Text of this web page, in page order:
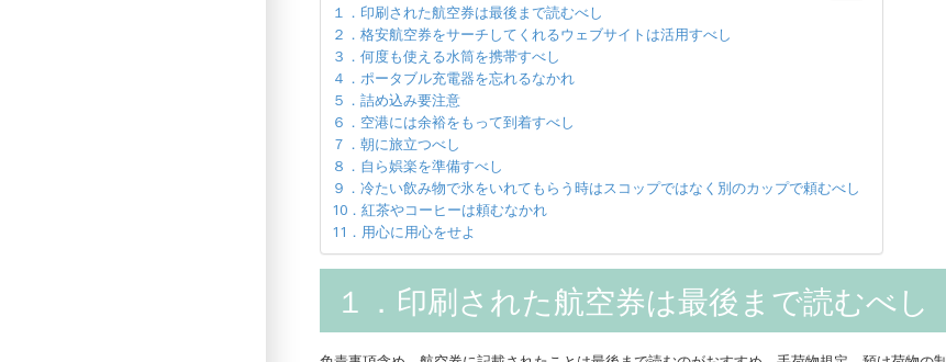
１．印刷された航空券は最後まで読むべし
２．格安航空券をサーチしてくれるウェブサイトは活用すべし
３．何度も使える水筒を携帯すべし
４．ポータブル充電器を忘れるなかれ
５．詰め込み要注意
６．空港には余裕をもって到着すべし
７．朝に旅立つべし
８．自ら娯楽を準備すべし
９．冷たい飲み物で氷をいれてもらう時はスコップではなく別のカップで頼むべし
10．紅茶やコーヒーは頼むなかれ
11．用心に用心をせよ
１．印刷された航空券は最後まで読むべし